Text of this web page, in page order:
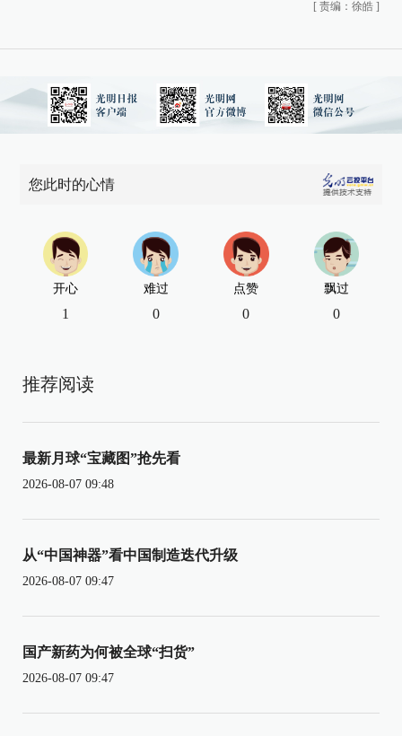
[ 责编：徐皓 ]
您此时的心情
开心
1
难过
0
点赞
0
飘过
0
推荐阅读
最新月球“宝藏图”抢先看
2026-08-07 09:48
从“中国神器”看中国制造迭代升级
2026-08-07 09:47
国产新药为何被全球“扫货”
2026-08-07 09:47